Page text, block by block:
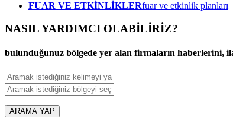
NASIL YARDIMCI OLABİLİRİZ?
bulunduğunuz bölgede yer alan firmaların haberlerini,
ARAMA YAP
HAKKIMIZDA